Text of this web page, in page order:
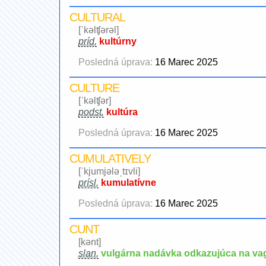
CULTURAL
[ˈkəlʧərəl]
príd. kultúrny
Posledná úprava: 16 Marec 2025
CULTURE
[ˈkəlʧər]
podst. kultúra
Posledná úprava: 16 Marec 2025
CUMULATIVELY
[ˈkjumjələˌtɪvli]
prísl. kumulatívne
Posledná úprava: 16 Marec 2025
CUNT
[kənt]
slan. vulgárna nadávka odkazujúca na